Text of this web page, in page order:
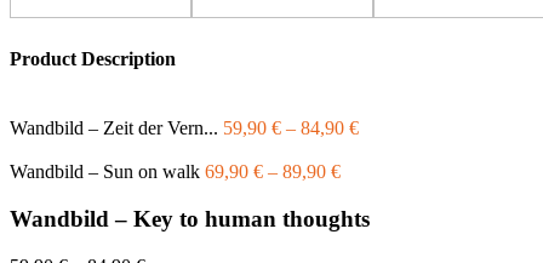
Product Description
Wandbild – Zeit der Vern... 59,90 € – 84,90 €
Wandbild – Sun on walk 69,90 € – 89,90 €
Wandbild – Key to human thoughts